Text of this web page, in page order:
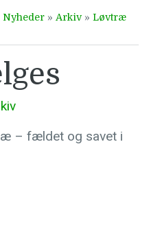
Nyheder » Arkiv» Løvtræ
– fældet og savet i